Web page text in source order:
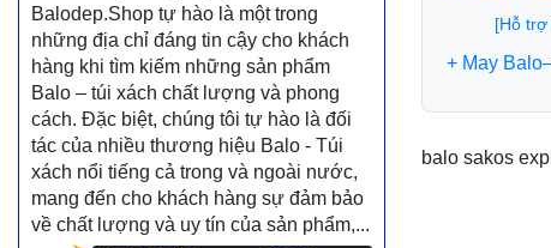
[Hỗ
+ May
balo sakos
Balodep.Shop tự hào là một trong
những địa chỉ đáng tin cậy cho khách
hàng khi tìm kiếm những sản phẩm
Balo – túi xách chất lượng và phong
cách. Đặc biệt, chúng tôi tự hào là đối
tác của nhiều thương hiệu Balo - Túi
xách nổi tiếng cả trong và ngoài nước,
mang đến cho khách hàng sự đảm bảo
về chất lượng và uy tín của sản phẩm,...